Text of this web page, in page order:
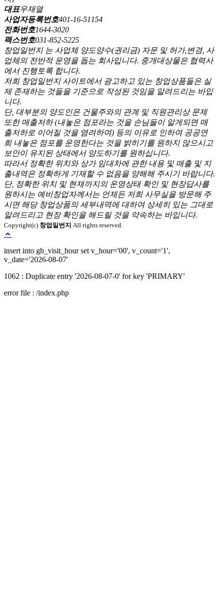
대표우재열
사업자등록번호401-16-51154
전화번호1644-3020
팩스번호031-852-5225
창업일번지 는 사업체 양도양수(권리금) 자문 및 허가,변경, 사
업체의 전반적 운영을 돕는 회사입니다. 중개대상물은 협력사
에서 진행토록 합니다.
저희 창업일번지 사이트에서 광고하고 있는 창업상품들은 실
제 존재하는 것들을 기준으로 작성된 것임을 알려드리는 바입
니다.
단, 대부분의 양도인은 건물주와의 관계 및 직원관리상 문제
또한 매출저하 (내놓은 점포라는 것을 손님들이 알게되면 매
출저하로 이어질 것을 염려하여) 등의 이유로 인하여 공공연
희 내놓은 점포를 운영한다는 것을 밝히기를 원하지 않으시고
보안이 유지된 상태에서 양도하기를 원하십니다.
따라서 정확한 위치와 상가 임대차에 관한 내용 및 매출 및 지
출내역은 정확하게 기재할 수 없음을 양해해 주시기 바랍니다.
단, 정확한 위치 및 현재까지의 운영상태 확인 및 현장답사를
원하시는 예비창업자께서는 언제든 저희 사무실을 방문해 주
시면 해당 창업상품의 세부내역에 대하여 상세히 있는 그대로
알려드리고 현장 확인을 해드릴 것을 약속하는 바입니다.
Copyright(c) 창업일번지 All rights reserved.
insert into gb_visit_hour set v_hour='00', v_count='1',
v_date='2026-08-07'
1062 : Duplicate entry '2026-08-07-0' for key 'PRIMARY'
error file : /index.php